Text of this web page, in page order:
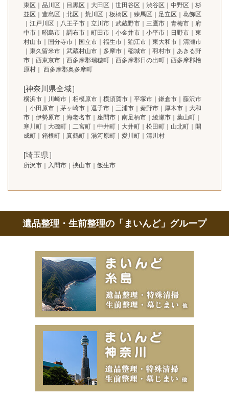
東区｜品川区｜目黒区｜大田区｜世田谷区｜渋谷区｜中野区｜杉
並区｜豊島区｜北区｜荒川区｜板橋区｜練馬区｜足立区｜葛飾区
｜江戸川区｜八王子市｜立川市｜武蔵野市｜三鷹市｜青梅市｜府
中市｜昭島市｜調布市｜町田市｜小金井市｜小平市｜日野市｜東
村山市｜国分寺市｜国立市｜福生市｜狛江市｜東大和市｜清瀬市
｜東久留米市｜武蔵村山市｜多摩市｜稲城市｜羽村市｜あきる野
市｜西東京市｜西多摩郡瑞穂町｜西多摩郡日の出町｜西多摩郡檜
原村｜ 西多摩郡奥多摩町
[神奈川県全域］
横浜市｜川崎市｜相模原市｜横須賀市｜平塚市｜鎌倉市｜藤沢市
｜小田原市｜茅ヶ崎市｜逗子市｜三浦市｜秦野市｜厚木市｜大和
市｜伊勢原市｜海老名市｜座間市｜南足柄市｜綾瀬市｜葉山町｜
寒川町｜大磯町｜二宮町｜中井町｜大井町｜松田町｜山北町｜開
成町｜箱根町｜真鶴町｜湯河原町｜愛川町｜清川村
[埼玉県］
所沢市｜入間市｜挟山市｜飯生市
遺品整理・生前整理の「まいんど」グループ